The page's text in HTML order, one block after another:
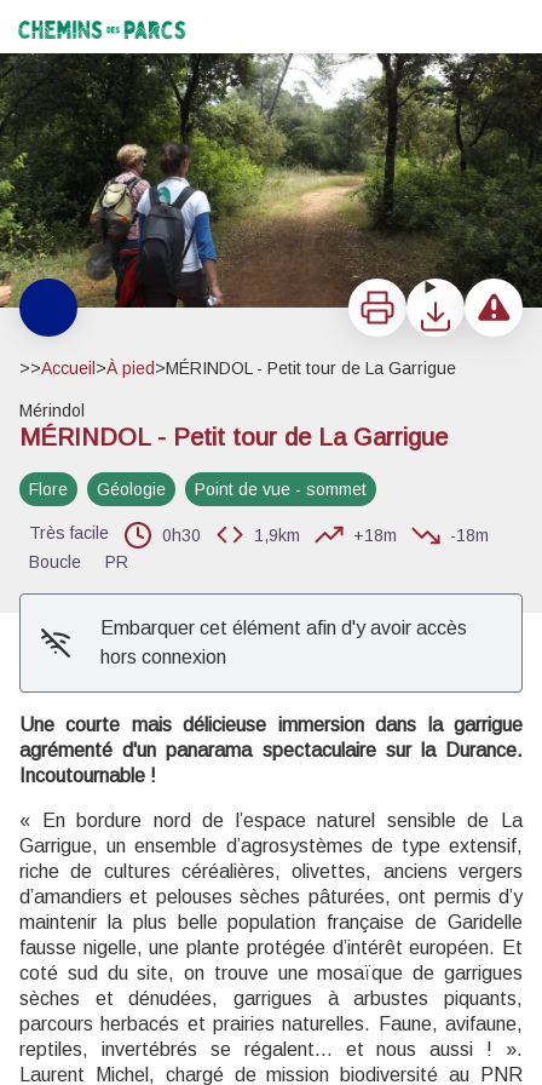
Chemins des Parcs
Voir l'image en plein écran
ImprimerTéléchargerSignaler
>>Accueil >À pied>MÉRINDOL - Petit tour de La Garrigue
Mérindol
MÉRINDOL - Petit tour de La Garrigue
Flore Géologie Point de vue - sommet
Très facile 0h30 1,9km +18m
-18m
Boucle
PR
Embarquer cet élément afin d'y avoir accès
hors connexion
Une courte mais délicieuse immersion dans la garrigue
agrémenté d'un panarama spectaculaire sur la Durance.
Incoutournable !
« En bordure nord de l’espace naturel sensible de La
Garrigue, un ensemble d’agrosystèmes de type extensif,
riche de cultures céréalières, olivettes, anciens vergers
d’amandiers et pelouses sèches pâturées, ont permis d’y
maintenir la plus belle population française de Garidelle
fausse nigelle, une plante protégée d’intérêt européen. Et
coté sud du site, on trouve une mosaïque de garrigues
sèches et dénudées, garrigues à arbustes piquants,
parcours herbacés et prairies naturelles. Faune, avifaune,
reptiles, invertébrés se régalent... et nous aussi ! ».
Laurent Michel, chargé de mission biodiversité au PNR